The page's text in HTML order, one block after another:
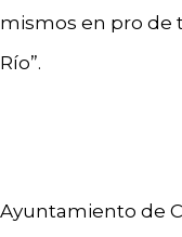
mismos en pro de
Río”.
Ayuntamiento de